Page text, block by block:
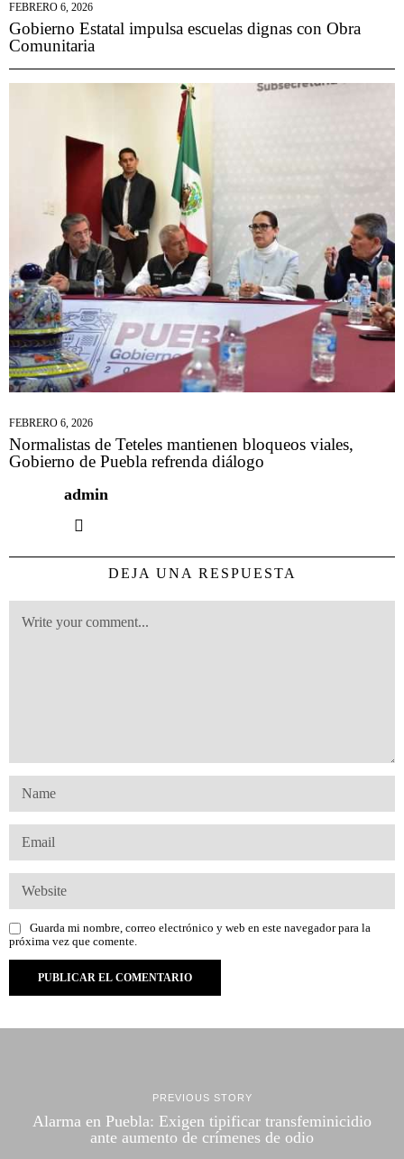
FEBRERO 6, 2026
Gobierno Estatal impulsa escuelas dignas con Obra
Comunitaria
FEBRERO 6, 2026
Normalistas de Teteles mantienen bloqueos viales,
Gobierno de Puebla refrenda diálogo
admin
DEJA UNA RESPUESTA
Guarda mi nombre, correo electrónico y web en este navegador para la
próxima vez que comente.
PREVIOUS STORY
Alarma en Puebla: Exigen tipificar transfeminicidio
ante aumento de crímenes de odio